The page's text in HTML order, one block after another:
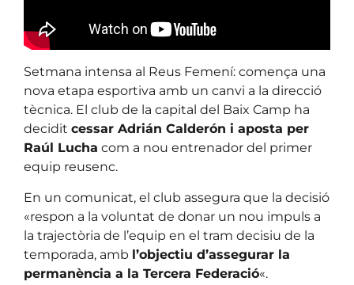
Setmana intensa al Reus Femení: comença una
nova etapa esportiva amb un canvi a la direcció
tècnica. El club de la capital del Baix Camp ha
decidit cessar Adrián Calderón i aposta per
Raúl Lucha com a nou entrenador del primer
equip reusenc.
En un comunicat, el club assegura que la decisió
«respon a la voluntat de donar un nou impuls a
la trajectòria de l’equip en el tram decisiu de la
temporada, amb l’objectiu d’assegurar la
permanència a la Tercera Federació«.